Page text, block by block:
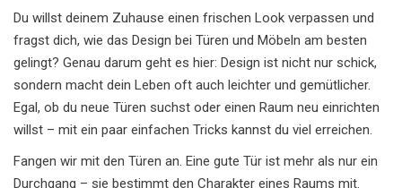
Du willst deinem Zuhause einen frischen Look verpassen und
fragst dich, wie das Design bei Türen und Möbeln am besten
gelingt? Genau darum geht es hier: Design ist nicht nur schick,
sondern macht dein Leben oft auch leichter und gemütlicher.
Egal, ob du neue Türen suchst oder einen Raum neu einrichten
willst – mit ein paar einfachen Tricks kannst du viel erreichen.
Fangen wir mit den Türen an. Eine gute Tür ist mehr als nur ein
Durchgang – sie bestimmt den Charakter eines Raums mit.